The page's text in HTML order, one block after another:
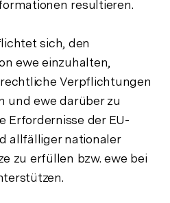
resultieren.
sich, den
ewe einzuhalten,
Verpflichtungen
und ewe darüber zu
Erfordernisse der EU-
allfälliger nationaler
zu erfüllen bzw. ewe bei